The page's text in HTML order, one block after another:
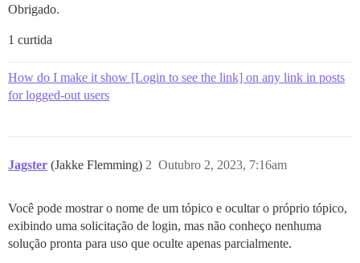
Obrigado.
1 curtida
How do I make it show [Login to see the link] on any link in posts
for logged-out users
Jagster (Jakke Flemming) Outubro 2, 2023, 7:16am
2
Você pode mostrar o nome de um tópico e ocultar o próprio tópico,
exibindo uma solicitação de login, mas não conheço nenhuma
solução pronta para uso que oculte apenas parcialmente.